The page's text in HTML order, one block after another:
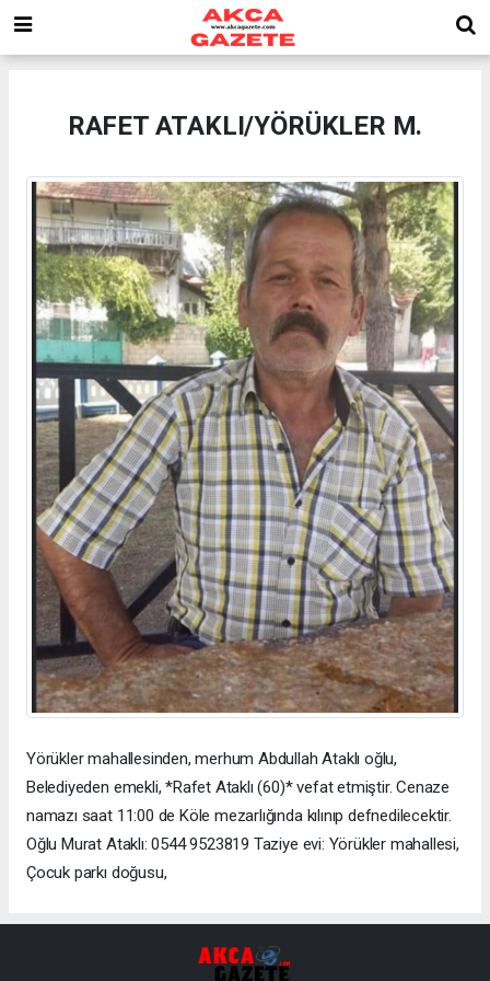
RAFET ATAKLI/YÖRÜKLER M.
Yörükler mahallesinden, merhum Abdullah Ataklı oğlu,
Belediyeden emekli, *Rafet Ataklı (60)* vefat etmiştir. Cenaze
namazı saat 11:00 de Köle mezarlığında kılınıp defnedilecektir.
Oğlu Murat Ataklı: 0544 9523819 Taziye evi: Yörükler mahallesi,
Çocuk parkı doğusu,